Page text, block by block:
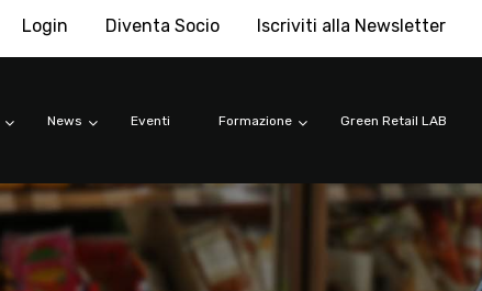
Login Diventa Socio Iscriviti alla Newsletter
News Eventi Formazione Green Retail LAB